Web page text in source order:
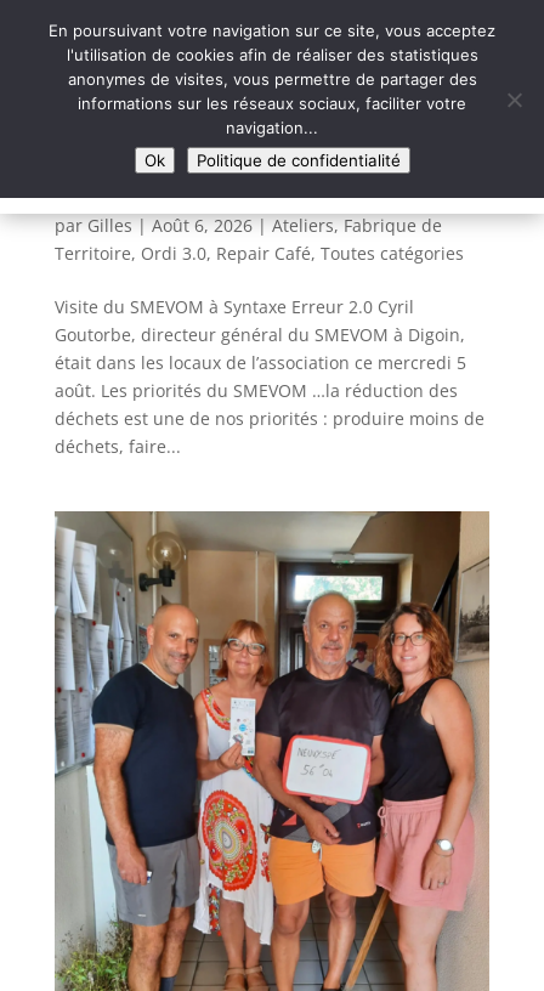
Syntaxe Erreur 2.0
LE NUMÉRIQUE SOLIDAIRE
Visite du SMEVOM à Syntaxe Erreur 2.0
parGilles|Août 6, 2026|Ateliers,Fabrique de
Territoire, Ordi 3.0, Repair Café, Toutes catégories
Visite du SMEVOM à Syntaxe Erreur 2.0 Cyril
Goutorbe, directeur général du SMEVOM à Digoin,
était dans les locaux de l’association ce mercredi 5
août. Les priorités du SMEVOM …la réduction des
déchets est une de nos priorités : produire moins de
déchets, faire...
En poursuivant votre navigation sur ce site, vous acceptez
l'utilisation de cookies afin de réaliser des statistiques
anonymes de visites, vous permettre de partager des
informations sur les réseaux sociaux, faciliter votre
navigation...
Ok
Politique de confidentialité